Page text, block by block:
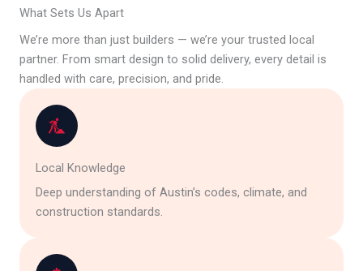
Local Knowledge
Deep understanding of Austin’s codes, climate, and
construction standards.
What Sets Us Apart
We’re more than just builders — we’re your trusted local
partner. From smart design to solid delivery, every detail is
handled with care, precision, and pride.